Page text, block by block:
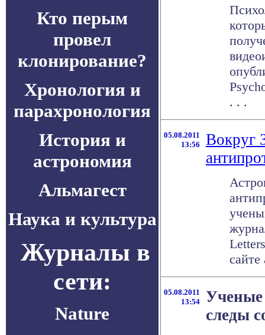
Кто перым
провел
клонирование?
Хронология и
парахронология
История и
астрономия
Альмагест
Наука и культура
Журналы в
сети:
Nature
. . .
05.08.2011
13:56
Вокруг
05.08.2011
13:54
следы